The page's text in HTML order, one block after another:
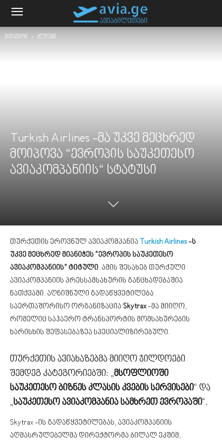
მთავარი ბლოგი
Turkish Airlines -მა უკვე მეცხრედ
მოიპოვა “ევროპის საუკეთესო
ავიაკომპანიის“ სტატუსი
თურქეთის ეროვნულ ავიაკომპანია Turkish Airlines -ს
უკვე მეცხრედ მიანიჭეს “ევროპის საუკეთესო
ავიაკომპანიის” ტიტული. ამის შესახებ თურქული
ავიაკომპანიის პრესსამსახურის განცხადებაშია
ნათქვამი. აღნიშნული გადაწყვეტილება
საერთაშორისო ორგანიზაცია Skytrax-მა მიიღო,
რომელიც საჰაერო ტრანსპორტის მომსახურების
ხარისხის შეფასებაზეა სპეციალიზირებული.
თურქეთის ავიახაზებმა მიიღო ჯილდოები
შემდეგ კატეგორიებში: „მსოფლიოში
საუკეთესო ბიზნეს კლასის კვების სერვისები“ და
„საუკეთესო ავიაკომპანია სამხრეთ ევროპაში“.
Skytrax -ის გადაწყვეტილებას, ავიაკომპანიის
აღმასრულებელმა დირექტორმა ბილალ ეკშიმ,